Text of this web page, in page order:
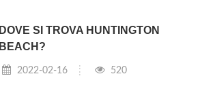
DOVE SI TROVA HUNTINGTON
BEACH?
2022-02-16 520